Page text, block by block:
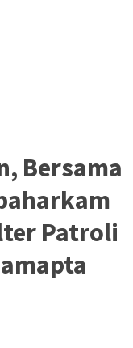
Bersama
Patroli